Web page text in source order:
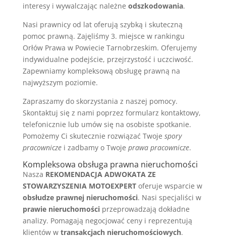
interesy i wywalczając należne odszkodowania.
Nasi prawnicy od lat oferują szybką i skuteczną
pomoc prawną. Zajęliśmy 3. miejsce w rankingu
Orłów Prawa w Powiecie Tarnobrzeskim. Oferujemy
indywidualne podejście, przejrzystość i uczciwość.
Zapewniamy kompleksową obsługę prawną na
najwyższym poziomie.
Zapraszamy do skorzystania z naszej pomocy.
Skontaktuj się z nami poprzez formularz kontaktowy,
telefonicznie lub umów się na osobiste spotkanie.
Pomożemy Ci skutecznie rozwiązać Twoje spory
pracowniczei zadbamy o Twoje prawa pracownicze.
Kompleksowa obsługa prawna nieruchomości
Nasza REKOMENDACJA ADWOKATA ZE
STOWARZYSZENIA MOTOEXPERToferuje wsparcie w
obsłudze prawnej nieruchomości. Nasi specjaliści w
prawie nieruchomościprzeprowadzają dokładne
analizy. Pomagają negocjować ceny i reprezentują
klientów w transakcjach nieruchomościowych.